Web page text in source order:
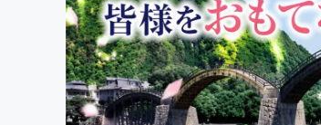
まちづくり・地域活性化